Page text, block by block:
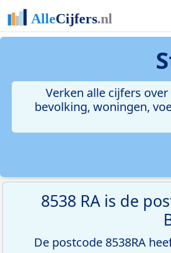
Verken alle cijfers
bevolking, woningen,
8538 RA is de
De postcode 8538RA